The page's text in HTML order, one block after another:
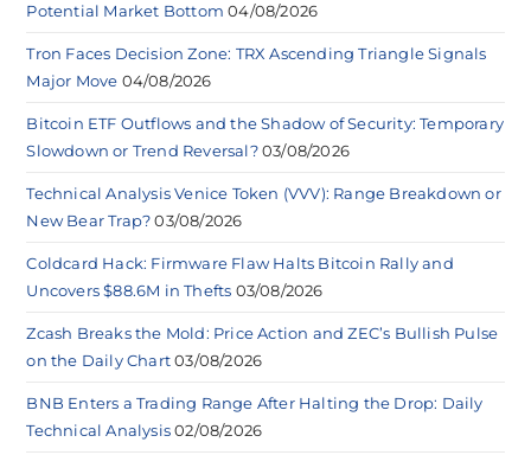
Potential Market Bottom 04/08/2026
Tron Faces Decision Zone: TRX Ascending Triangle Signals
Major Move 04/08/2026
Bitcoin ETF Outflows and the Shadow of Security: Temporary
Slowdown or Trend Reversal? 03/08/2026
Technical Analysis Venice Token (VVV): Range Breakdown or
New Bear Trap? 03/08/2026
Coldcard Hack: Firmware Flaw Halts Bitcoin Rally and
Uncovers $88.6M in Thefts 03/08/2026
Zcash Breaks the Mold: Price Action and ZEC’s Bullish Pulse
on the Daily Chart 03/08/2026
BNB Enters a Trading Range After Halting the Drop: Daily
Technical Analysis 02/08/2026